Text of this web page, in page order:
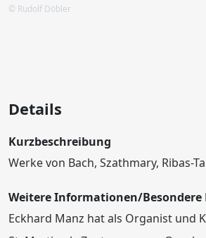
© Rudolf Döbler
Details
Kurzbeschreibung
Werke von Bach, Szathmary, Ribas-
Weitere Informationen/Besondere
Eckhard Manz hat als Organist und